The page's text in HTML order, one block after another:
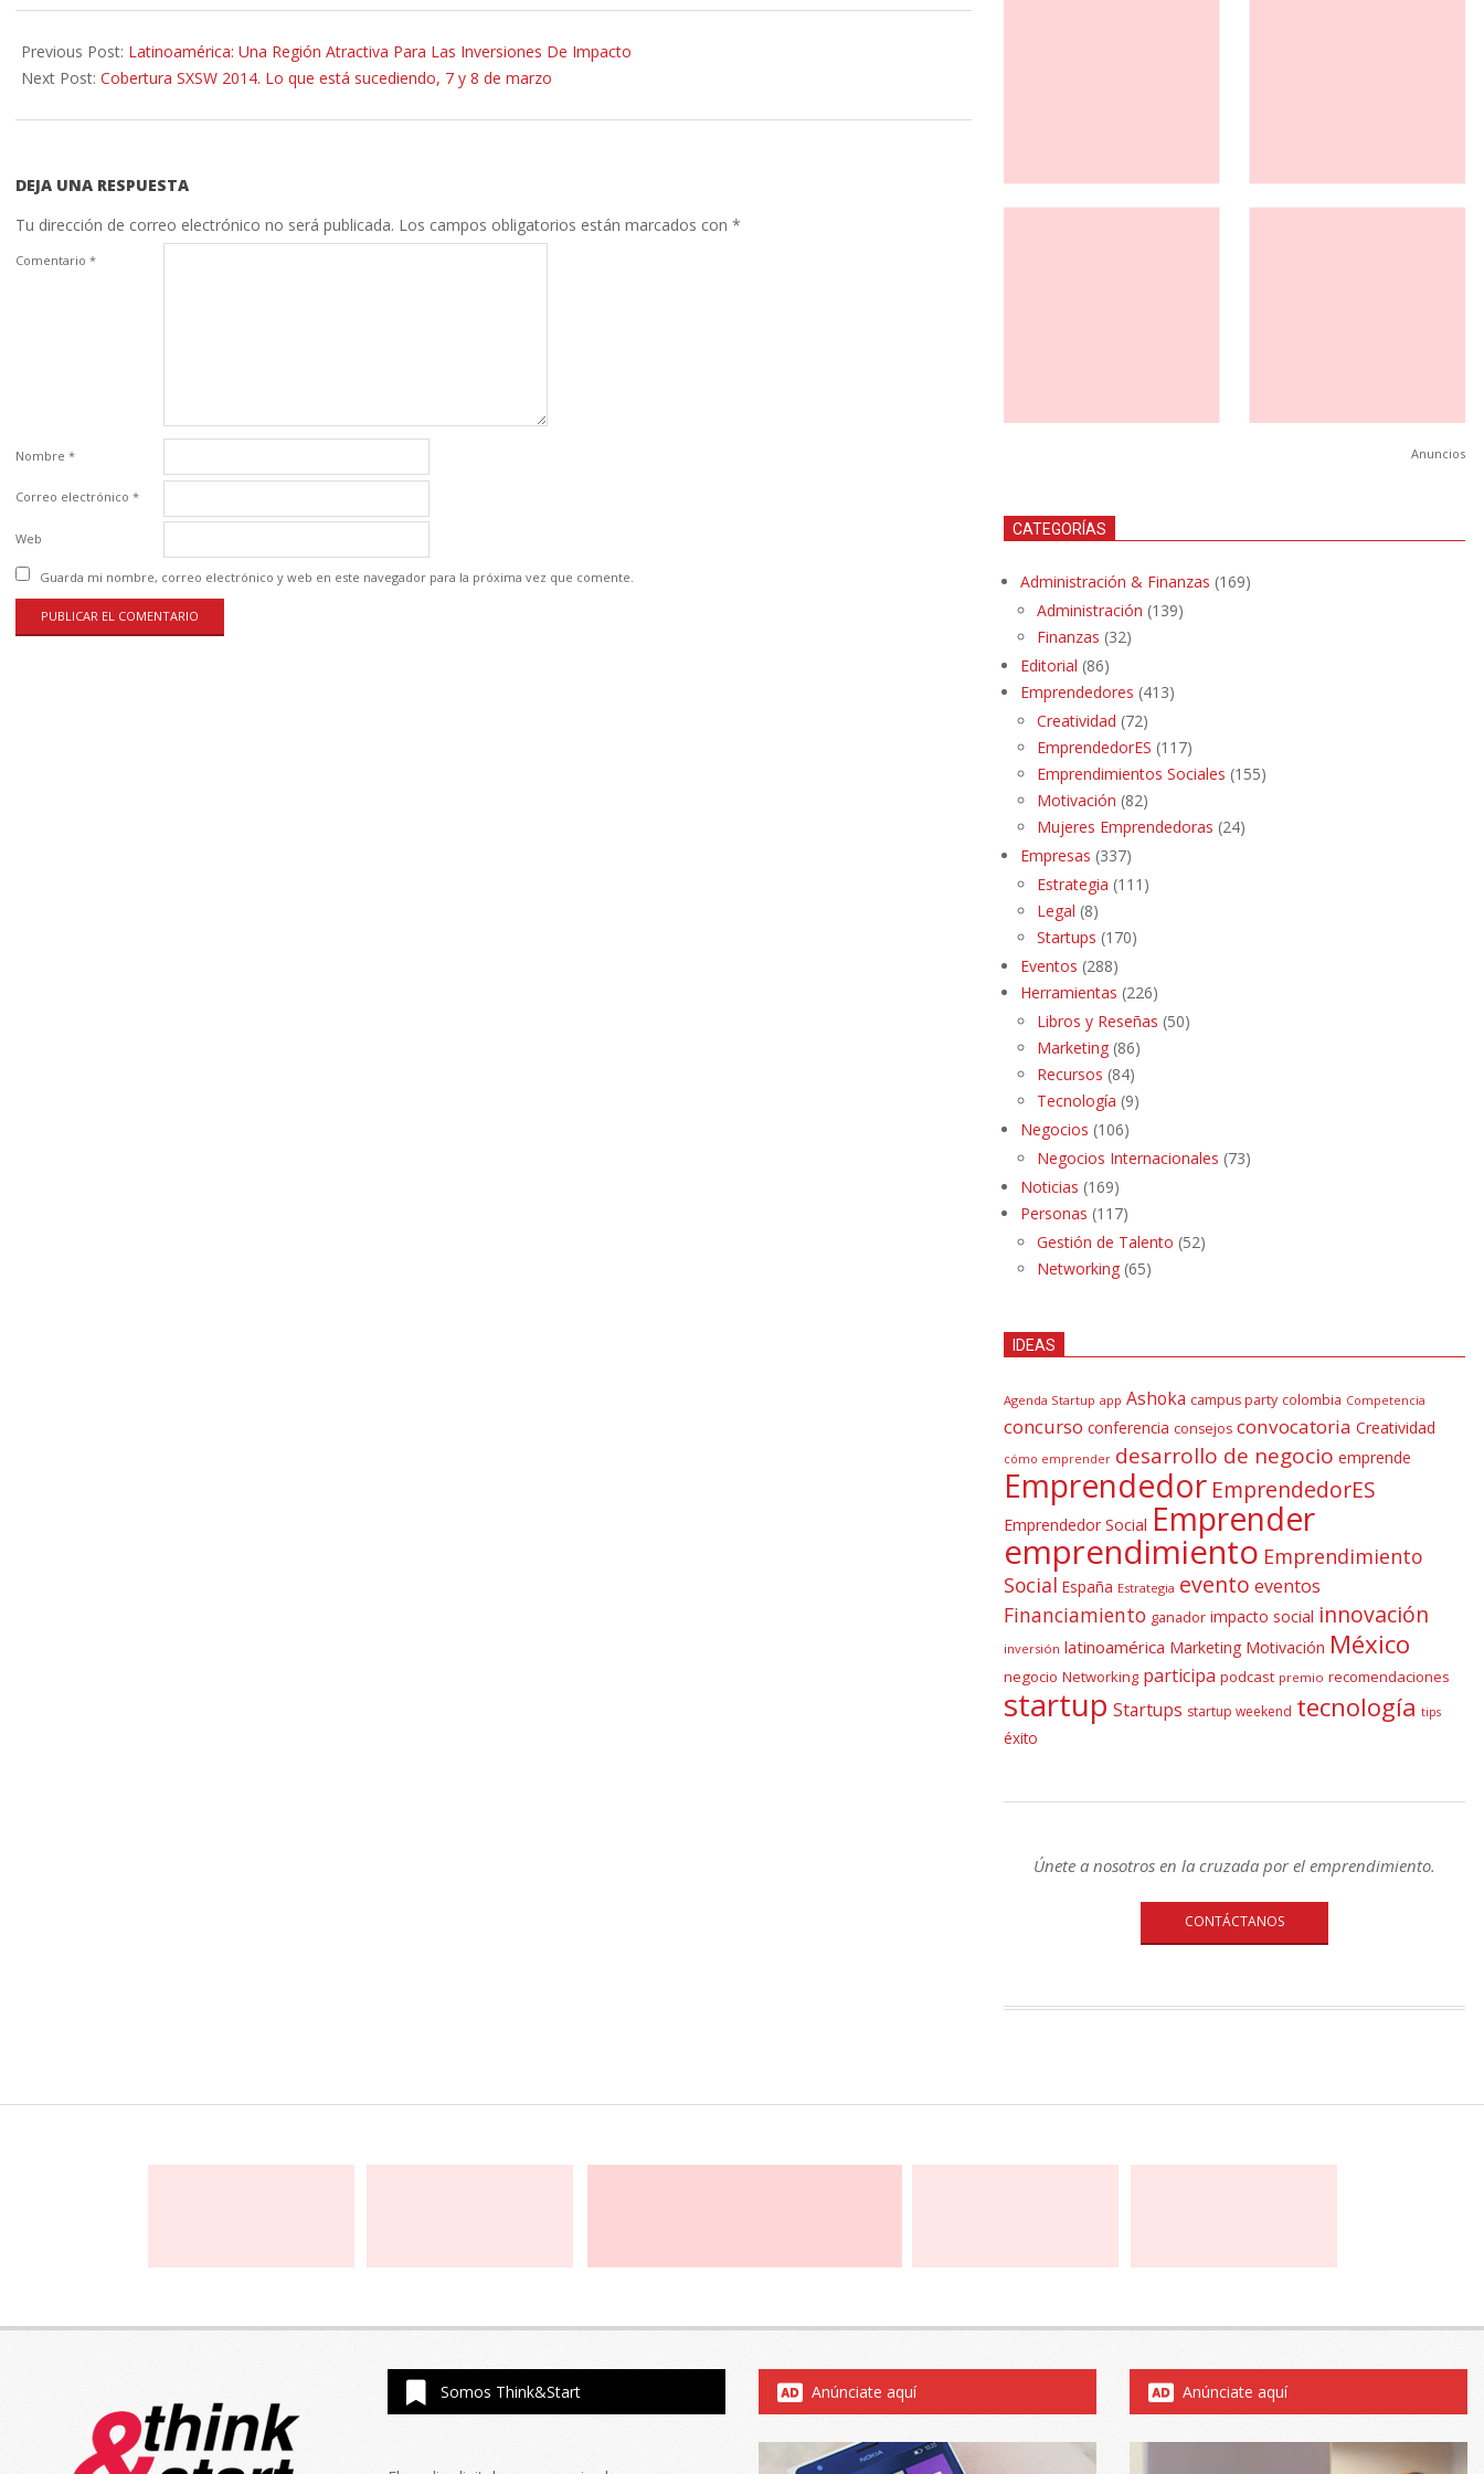
03-
10
Previous Post: Latinoamérica: Una Región Atractiva Para Las Inversiones De Impacto
Next Post: Cobertura SXSW 2014. Lo que está sucediendo, 7 y 8 de marzo
DEJA UNA RESPUESTA
Tu dirección de correo electrónico no será publicada. Los campos obligatorios están marcados con *
Comentario *
Nombre *
Correo electrónico *
Web
Guarda mi nombre, correo electrónico y web en este navegador para la próxima vez que comente.
Anuncios
CATEGORÍAS
Administración & Finanzas (169)
Administración (139)
Finanzas (32)
Editorial (86)
Emprendedores (413)
Creatividad (72)
EmprendedorES (117)
Emprendimientos Sociales (155)
Motivación (82)
Mujeres Emprendedoras (24)
Empresas (337)
Estrategia (111)
Legal (8)
Startups (170)
Eventos (288)
Herramientas (226)
Libros y Reseñas (50)
Marketing (86)
Recursos (84)
Tecnología (9)
Negocios (106)
Negocios Internacionales (73)
Noticias (169)
Personas (117)
Gestión de Talento (52)
Networking (65)
IDEAS
Agenda Startup app Ashoka campus party colombia Competencia
concurso conferencia consejos convocatoria Creatividad
cómo emprender desarrollo de negocio emprende
Emprendedor EmprendedorES
Emprendedor Social Emprender
emprendimiento Emprendimiento
Social España Estrategia evento eventos
Financiamiento ganador impacto social innovación
inversión latinoamérica Marketing Motivación México
negocio Networking participa podcast premio recomendaciones
startup Startups startup weekend tecnología tips
éxito
Únete a nosotros en la cruzada por el emprendimiento.
CONTÁCTANOS
Somos Think&Start Anúnciate aquí Anúnciate aquí